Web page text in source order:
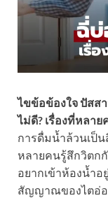
ไขข้อข้องใจ ปัสส
ไม่ดี? เรื่องที่หลา
การดื่มน้ำล้วนเป็
หลายคนรู้สึกวิตก
อยากเข้าห้องน้ำอ
สัญญาณของไตอ่อ